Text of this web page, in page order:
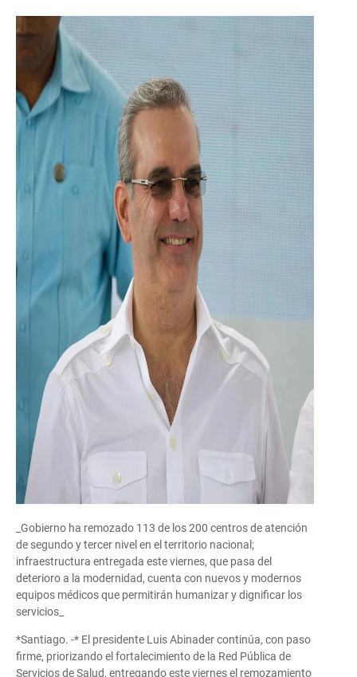
_Gobierno ha remozado 113 de los 200 centros de atención
de segundo y tercer nivel en el territorio nacional;
infraestructura entregada este viernes, que pasa del
deterioro a la modernidad, cuenta con nuevos y modernos
equipos médicos que permitirán humanizar y dignificar los
servicios_
*Santiago. -* El presidente Luis Abinader continúa, con paso
firme, priorizando el fortalecimiento de la Red Pública de
Servicios de Salud, entregando este viernes el remozamiento